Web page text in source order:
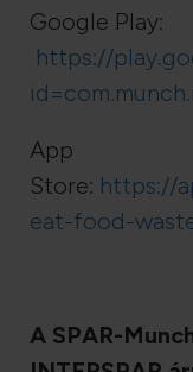
Google Play:
https://
App
Store: https://
eat-food-
A SPAR-